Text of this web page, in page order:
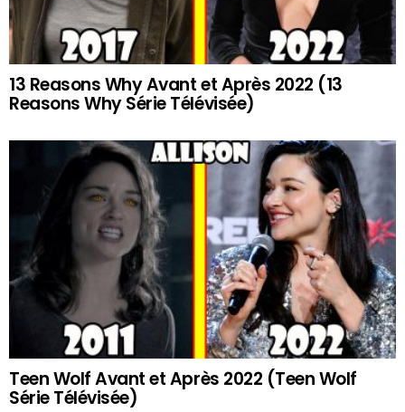
13 Reasons Why Avant et Après 2022 (13
Reasons Why Série Télévisée)
Teen Wolf Avant et Après 2022 (Teen Wolf
Série Télévisée)